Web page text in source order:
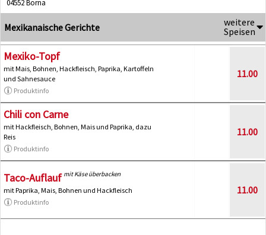
04552 Borna
Mexikanaische Gerichte
weitere
Speisen
Mexiko-Topf
mit Mais, Bohnen, Hackfleisch, Paprika, Kartoffeln
und Sahnesauce
Produktinfo
11.00
Chili con Carne
mit Hackfleisch, Bohnen, Mais und Paprika, dazu
Reis
Produktinfo
11.00
Taco-Auflauf mit Käse überbacken
mit Paprika, Mais, Bohnen und Hackfleisch
Produktinfo
11.00